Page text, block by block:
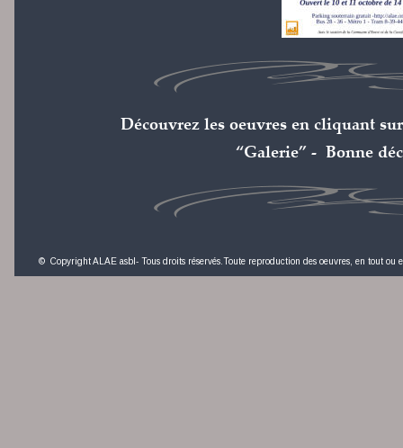
Découvrez les oeuvres en cliquant
“Galerie” -  Bonne
©  Copyright ALAE asbl- Tous droits réservés.Toute reproduction des oeuvres, en tout